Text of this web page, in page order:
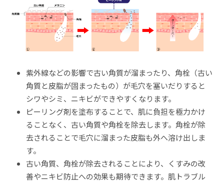
紫外線などの影響で古い角質が溜まったり、角栓（古い
角質と皮脂が固まったもの）が毛穴を塞いだりすると
シワやシミ、ニキビができやすくなります。
ピーリング剤を塗布することで、肌に負担を極力かけ
ることなく、古い角質や角栓を除去します。角栓が除
去されることで毛穴に溜まった皮脂も外へ溶け出しま
す。
古い角質、角栓が除去されることにより、くすみの改
善やニキビ防止への効果も期待できます。肌トラブル